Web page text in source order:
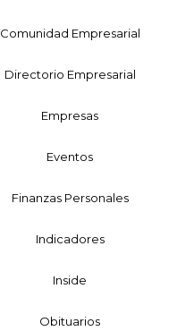
Comunidad Empresarial
Directorio Empresarial
Empresas
Eventos
Finanzas Personales
Indicadores
Inside
Obituarios